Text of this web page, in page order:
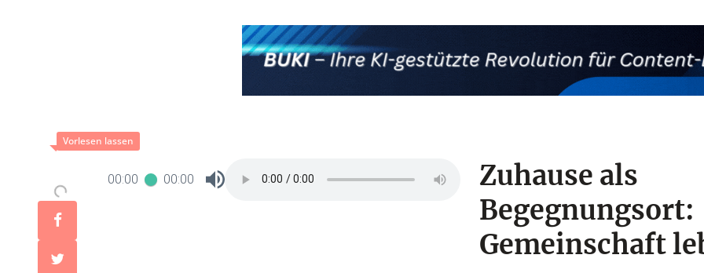
00:00 00:00
Zuhause als
Begegnungsort:
Gemeinschaft